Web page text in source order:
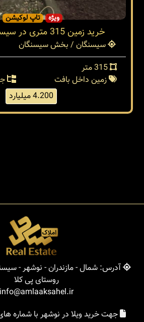
ویژه تاپ لوکیشن
خرید زمین 315 متری در سیسنگان نوشهر
سیسنگان / بخش سیسنگان
زمین داخل بافت
4.200 میلیارد
آدرس: شمال - مازندران - نوشهر -
روستای پی کلا
info@amlaaksahel.ir
جهت خرید ویلا در نوشهر با شماره